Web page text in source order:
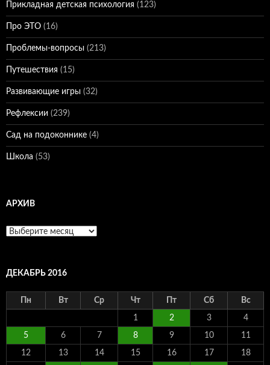
Прикладная детская психология (123)
Про ЭТО (16)
Проблемы-вопросы (213)
Путешествия (15)
Развивающие игры (32)
Рефлексии (239)
Сад на подоконнике (4)
Школа (53)
АРХИВ
Архив
ДЕКАБРЬ 2016
Пн Вт Ср Чт Пт Сб Вс
1 2 3 4
5 6 7 8 9 10 11
12 13 14 15 16 17 18